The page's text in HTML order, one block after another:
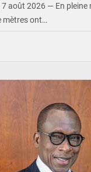
7 août 2026 — En pleine
mètres ont…